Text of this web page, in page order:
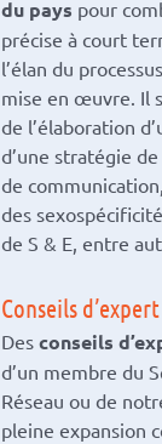
du pays pour
précise à court
l’élan du
mise en œuvre. Il
de l’élaboration
d’une stratégie
de
des
de S & E, entre
Conseils d’expert
Des conseils
d’un membre du
Réseau ou de
pleine expansion